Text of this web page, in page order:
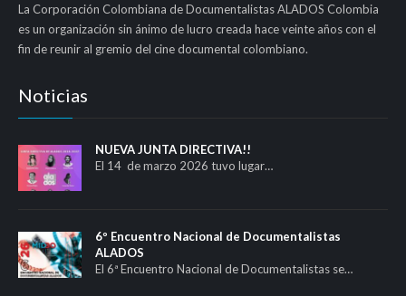
La Corporación Colombiana de Documentalistas ALADOS Colombia
es un organización sin ánimo de lucro creada hace veinte años con el
fin de reunir al gremio del cine documental colombiano.
Noticias
NUEVA JUNTA DIRECTIVA!!
El 14 de marzo 2026 tuvo lugar…
6º Encuentro Nacional de Documentalistas
ALADOS
El 6ª Encuentro Nacional de Documentalistas se…